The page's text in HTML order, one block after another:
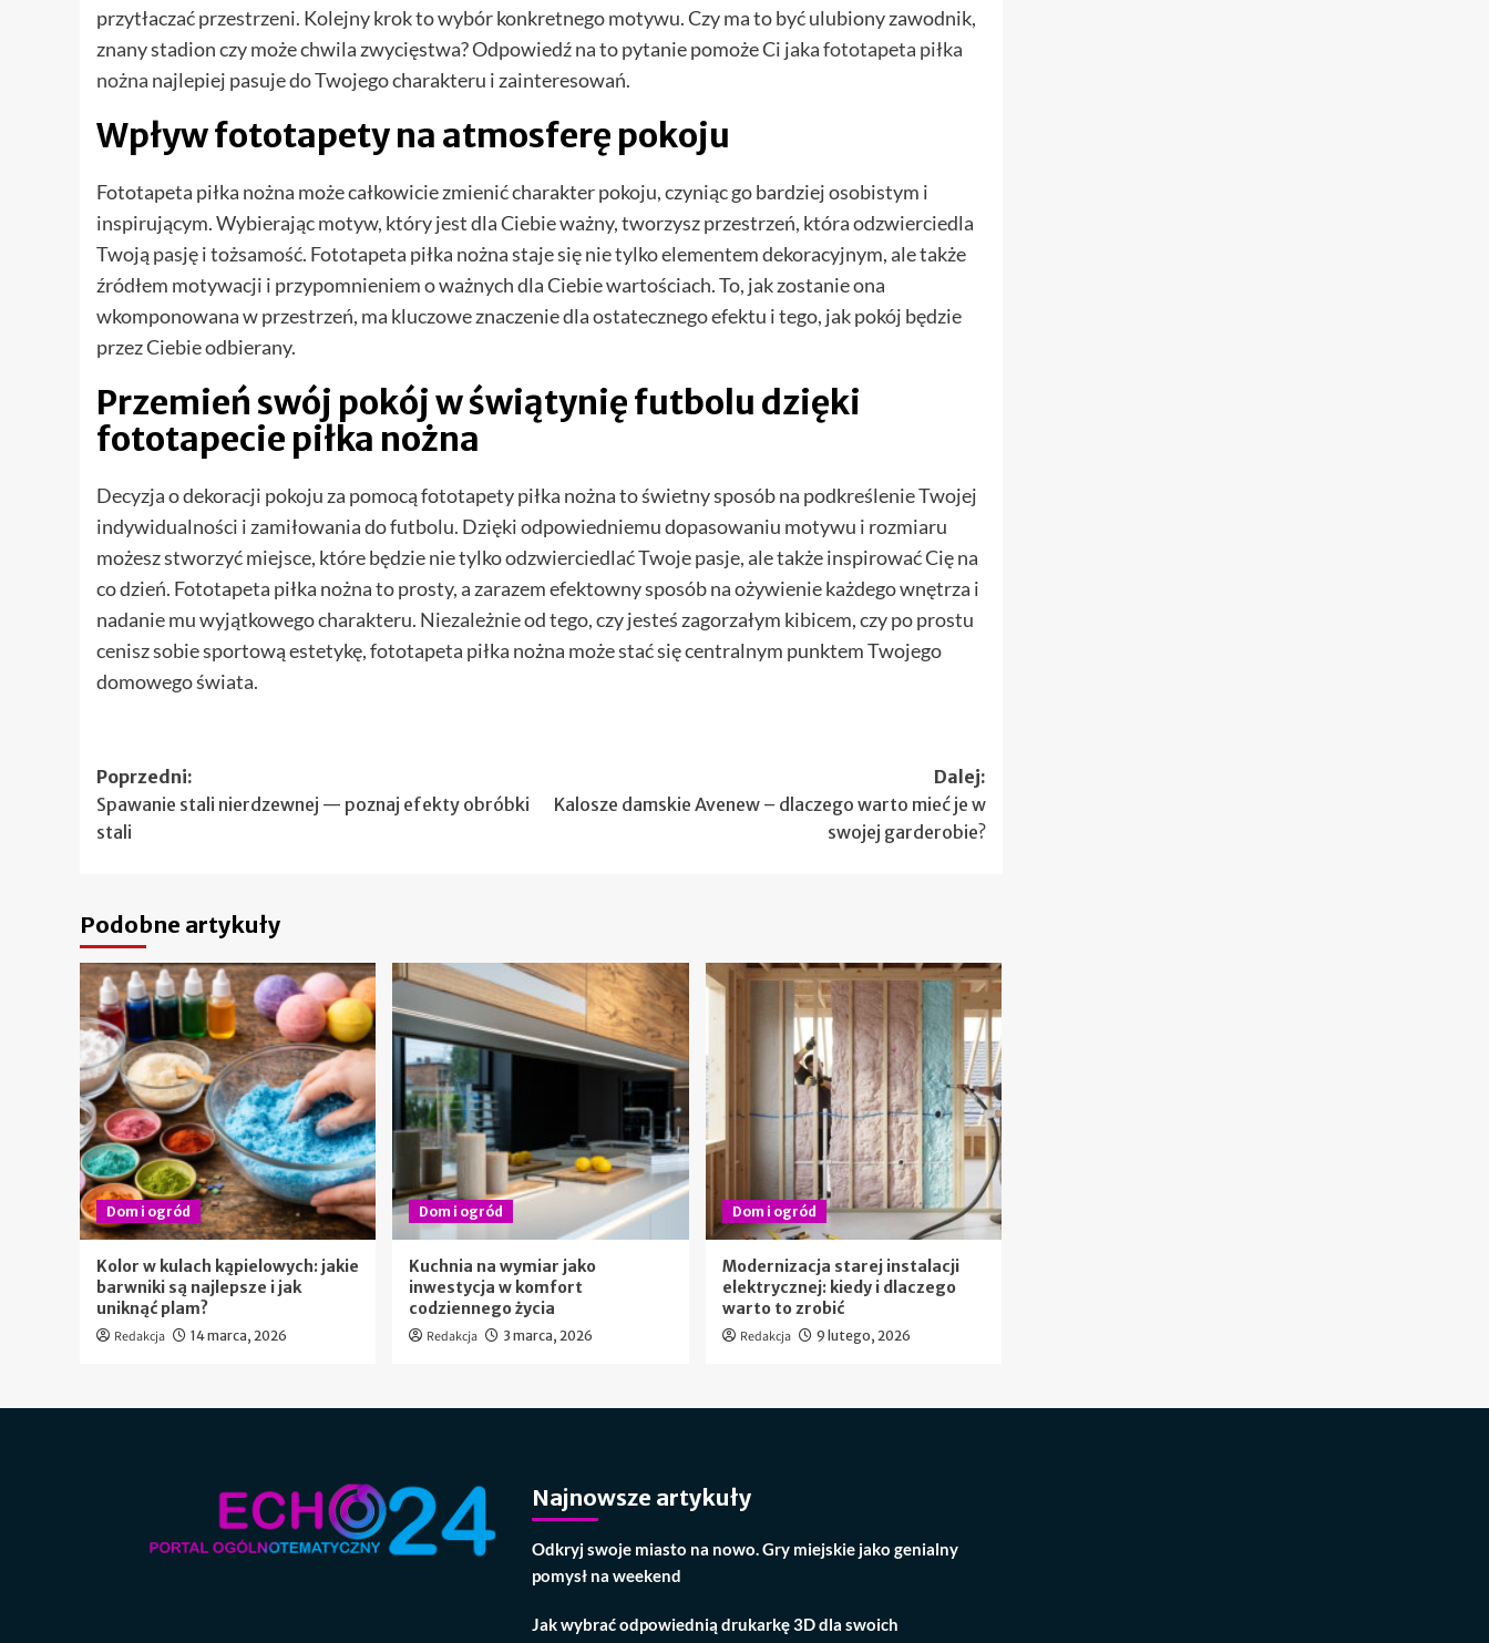
przytłaczać przestrzeni. Kolejny krok to wybór konkretnego motywu. Czy ma to być ulubiony zawodnik,
znany stadion czy może chwila zwycięstwa? Odpowiedź na to pytanie pomoże Ci jakafototapeta piłka
nożna najlepiej pasuje do Twojego charakteru i zainteresowań.
Wpływ fototapety na atmosferę pokoju
Fototapeta piłka nożna może całkowicie zmienić charakter pokoju, czyniąc go bardziej osobistym i
inspirującym. Wybierając motyw, który jest dla Ciebie ważny, tworzysz przestrzeń, która odzwierciedla
Twoją pasję i tożsamość. Fototapeta piłka nożna staje się nie tylko elementem dekoracyjnym, ale także
źródłem motywacji i przypomnieniem o ważnych dla Ciebie wartościach. To, jak zostanie ona
wkomponowana w przestrzeń, ma kluczowe znaczenie dla ostatecznego efektu i tego, jak pokój będzie
przez Ciebie odbierany.
Przemień swój pokój w świątynię futbolu dzięki
fototapecie piłka nożna
Decyzja o dekoracji pokoju za pomocą fototapety piłka nożna to świetny sposób na podkreślenie Twojej
indywidualności i zamiłowania do futbolu. Dzięki odpowiedniemu dopasowaniu motywu i rozmiaru
możesz stworzyć miejsce, które będzie nie tylko odzwierciedlać Twoje pasje, ale także inspirować Cię na
co dzień. Fototapeta piłka nożna to prosty, a zarazem efektowny sposób na ożywienie każdego wnętrza i
nadanie mu wyjątkowego charakteru. Niezależnie od tego, czy jesteś zagorzałym kibicem, czy po prostu
cenisz sobie sportową estetykę, fototapeta piłka nożna może stać się centralnym punktem Twojego
domowego świata.
Zobacz
wpisy
Poprzedni:
Spawanie stali nierdzewnej — poznaj efekty obróbki
stali
Dalej:
Kalosze damskie Avenew – dlaczego warto mieć je w
swojej garderobie?
Podobne artykuły
Dom i ogród
Kolor w kulach kąpielowych: jakie
barwniki są najlepsze i jak
uniknąć plam?
Redakcja 14 marca, 2026
Dom i ogród
Kuchnia na wymiar jako
inwestycja w komfort
codziennego życia
Redakcja 3 marca, 2026
Dom i ogród
Modernizacja starej instalacji
elektrycznej: kiedy i dlaczego
warto to zrobić
Redakcja 9 lutego, 2026
Najnowsze artykuły
Odkryj swoje miasto na nowo. Gry miejskie jako genialny
pomysł na weekend
Jak wybrać odpowiednią drukarkę 3D dla swoich